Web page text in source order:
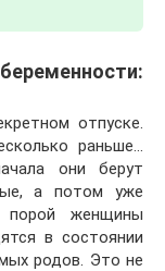
отпуске.
раньше…
они берут
а потом уже
порой женщины
в состоянии
родов. Это не